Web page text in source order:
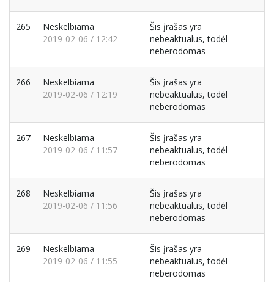
265
Neskelbiama
2019-02-06 / 12:42
Šis įrašas yra
nebeaktualus, todėl
neberodomas
266
Neskelbiama
2019-02-06 / 12:19
Šis įrašas yra
nebeaktualus, todėl
neberodomas
267
Neskelbiama
2019-02-06 / 11:57
Šis įrašas yra
nebeaktualus, todėl
neberodomas
268
Neskelbiama
2019-02-06 / 11:56
Šis įrašas yra
nebeaktualus, todėl
neberodomas
269
Neskelbiama
2019-02-06 / 11:55
Šis įrašas yra
nebeaktualus, todėl
neberodomas